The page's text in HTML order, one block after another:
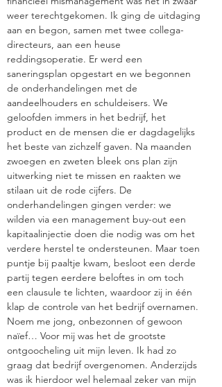
weer terechtgekomen. Ik ging de uitdaging
aan en begon, samen met twee collega-
directeurs, aan een heuse
reddingsoperatie. Er werd een
saneringsplan opgestart en we begonnen
de onderhandelingen met de
aandeelhouders en schuldeisers. We
geloofden immers in het bedrijf, het
product en de mensen die er dagdagelijks
het beste van zichzelf gaven. Na maanden
zwoegen en zweten bleek ons plan zijn
uitwerking niet te missen en raakten we
stilaan uit de rode cijfers. De
onderhandelingen gingen verder: we
wilden via een management buy-out een
kapitaalinjectie doen die nodig was om het
verdere herstel te ondersteunen. Maar toen
puntje bij paaltje kwam, besloot een derde
partij tegen eerdere beloftes in om toch
een clausule te lichten, waardoor zij in één
klap de controle van het bedrijf overnamen.
Noem me jong, onbezonnen of gewoon
naïef… Voor mij was het de grootste
ontgoocheling uit mijn leven. Ik had zo
graag dat bedrijf overgenomen. Anderzijds
was ik hierdoor wel helemaal zeker van mijn